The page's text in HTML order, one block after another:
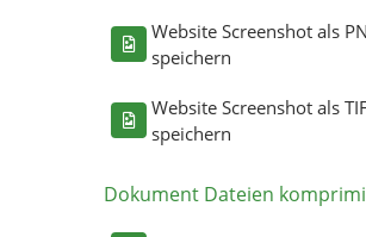
Website Screenshot als
speichern
Website Screenshot als
speichern
Dokument Dateien